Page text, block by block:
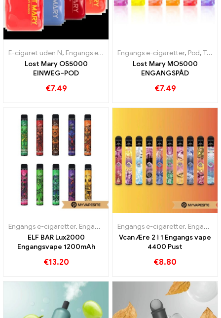
E-cigaret uden N, Engangs e-cigaretter ,Pod,Toldfri varer
Lost Mary OS5000
EINWEG-POD
€7.49
Engangs e-cigaretter, Pod, Toldfri varer
Lost Mary MO5000
ENGANGSPÅD
€7.49
Engangs e-cigaretter, Engangs e-cigaretter Sverige ,Engangs e-
ELF BAR Lux2000
Engangsvape 1200mAh
€13.20
Engangs e-cigaretter, Engangs e-cigaretter Østrig
Vcan Ære 2 i 1 Engangs vape
4400 Pust
€8.80